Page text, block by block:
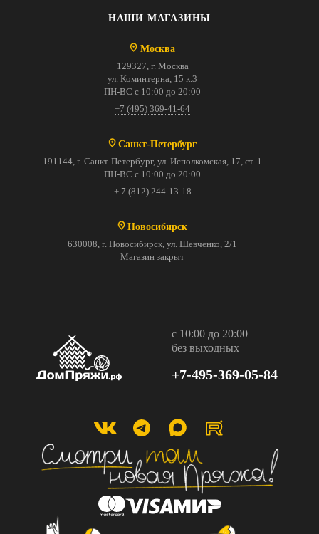
НАШИ МАГАЗИНЫ
Москва
129327, г. Москва
ул. Коминтерна, 15 к.3
ПН-ВС с 10:00 до 20:00
+7 (495) 369-41-64
Санкт-Петербург
191144, г. Санкт-Петербург, ул. Исполкомская, 17, ст. 1
ПН-ВС с 10:00 до 20:00
+ 7 (812) 244-13-18
Новосибирск
630008, г. Новосибирск, ул. Шевченко, 2/1
Магазин закрыт
с 10:00 до 20:00
без выходных
+7-495-369-05-84